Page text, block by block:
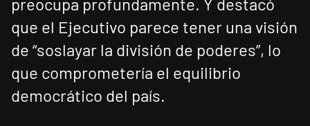
que el Ejecutivo parece tener una visión
de “soslayar la división de poderes”, lo
que comprometería el equilibrio
democrático del país.